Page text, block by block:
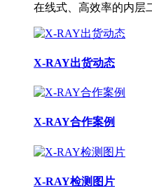
在线式、高效率的内层
X-RAY出货动态
X-RAY合作案例
X-RAY检测图片